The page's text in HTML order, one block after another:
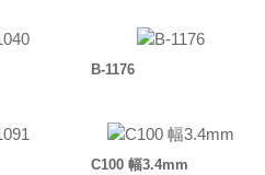
B-1176
C100 幅3.4mm